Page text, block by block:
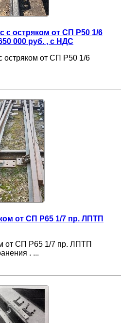
с остряком от СП Р50 1/6
000 руб. , с НДС
остряком от СП Р50 1/6
от СП Р65 1/7 пр. ЛПТП
от СП Р65 1/7 пр. ЛПТП
. ...